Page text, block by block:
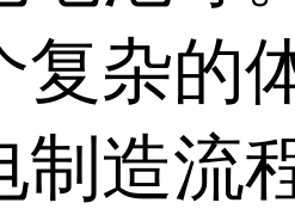
复杂的
制造流